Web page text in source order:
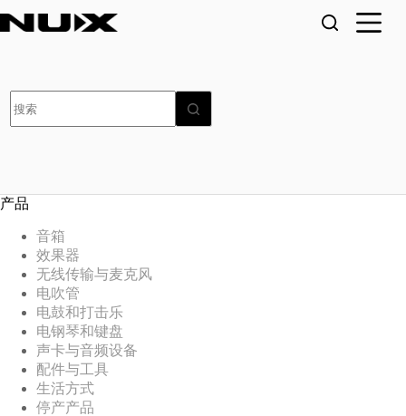
至
结
产品
音箱
效果器
无线传输与麦克风
电吹管
电鼓和打击乐
电钢琴和键盘
声卡与音频设备
配件与工具
生活方式
停产产品